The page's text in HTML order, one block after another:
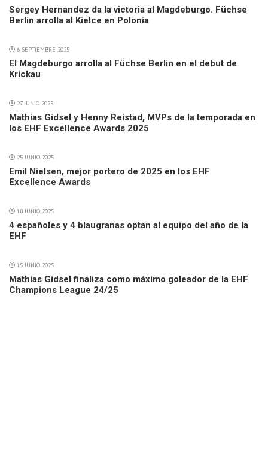
Sergey Hernandez da la victoria al Magdeburgo. Füchse
Berlin arrolla al Kielce en Polonia
6 SEPTIEMBRE 2025
El Magdeburgo arrolla al Füchse Berlin en el debut de
Krickau
27 JUNIO 2025
Mathias Gidsel y Henny Reistad, MVPs de la temporada en
los EHF Excellence Awards 2025
25 JUNIO 2025
Emil Nielsen, mejor portero de 2025 en los EHF
Excellence Awards
18 JUNIO 2025
4 españoles y 4 blaugranas optan al equipo del año de la
EHF
15 JUNIO 2025
Mathias Gidsel finaliza como máximo goleador de la EHF
Champions League 24/25